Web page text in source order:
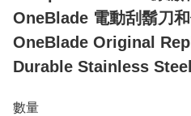
OneBlade 電動刮鬍刀
OneBlade Original
Durable Stainless
數量